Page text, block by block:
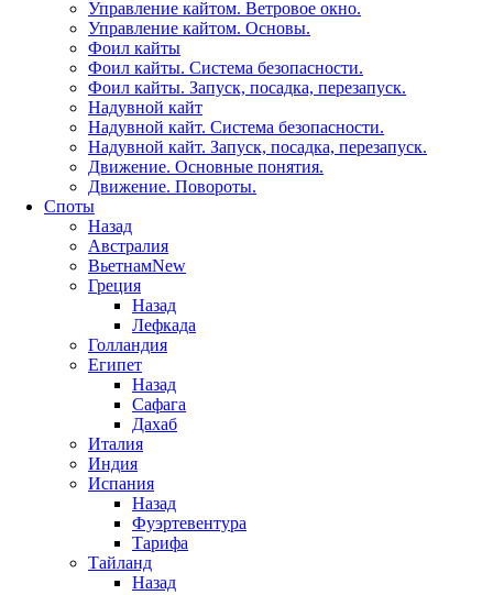
Управление кайтом. Ветровое окно.
Управление кайтом. Основы.
Фоил кайты
Фоил кайты. Система безопасности.
Фоил кайты. Запуск, посадка, перезапуск.
Надувной кайт
Надувной кайт. Система безопасности.
Надувной кайт. Запуск, посадка, перезапуск.
Движение. Основные понятия.
Движение. Повороты.
Споты
Назад
Австралия
ВьетнамNew
Греция
Назад
Лефкада
Голландия
Египет
Назад
Сафага
Дахаб
Италия
Индия
Испания
Назад
Фуэртевентура
Тарифа
Тайланд
Назад